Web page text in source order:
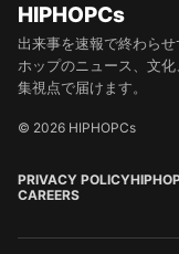
HIPHOPCs
出来事を速報で終わら
ホップのニュース、文
集視点で届けます。
© 2026 HIPHOPCs
PRIVACY POLICY
CAREERS